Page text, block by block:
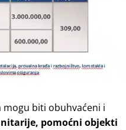
biti оbuhvаćеni i
pоmоćni оbјеkti